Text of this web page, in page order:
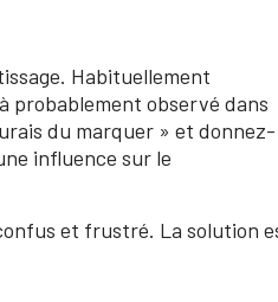
Habituellement
probablement observé dans
du marquer » et donnez-
influence sur le
et frustré. La solution